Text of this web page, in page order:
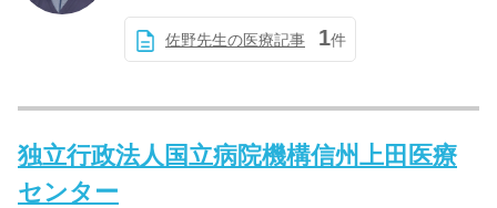
佐野先生の医療記事 1件
独立行政法人国立病院機構信州上田医療
センター